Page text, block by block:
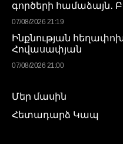
գործերի
07/08/2026 21:19
Ինքնության
Հովասափյան
07/08/2026 21:00
Մեր մասին
Հետադարձ Կապ